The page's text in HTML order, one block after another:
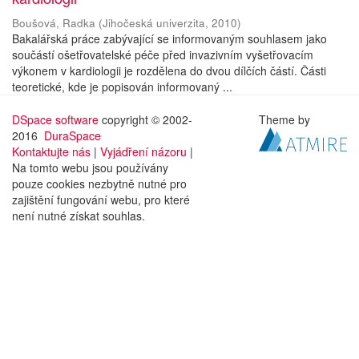
Boušová, Radka (Jihočeská univerzita, 2010)
Bakalářská práce zabývající se informovaným souhlasem jako
součástí ošetřovatelské péče před invazivním vyšetřovacím
výkonem v kardiologii je rozdělena do dvou dílčích částí. Části
teoretické, kde je popisován informovaný ...
DSpace software copyright © 2002-
2016 DuraSpace
Kontaktujte nás | Vyjádření názoru |
Na tomto webu jsou používány
pouze cookies nezbytně nutné pro
zajištění fungování webu, pro které
není nutné získat souhlas.
Theme by